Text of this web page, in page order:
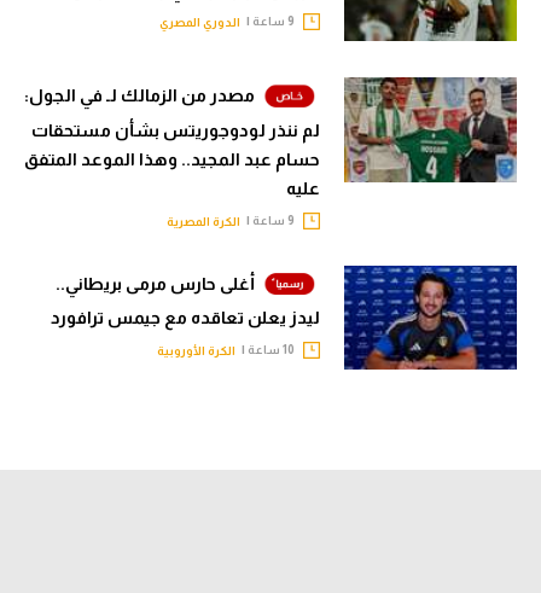
الدوري المصري
مصدر من الزمالك لـ في الجول:
لم ننذر لودوجوريتس بشأن مستحقات
حسام عبد المجيد.. وهذا الموعد المتفق
عليه
الكرة المصرية
أغلى حارس مرمى بريطاني..
ليدز يعلن تعاقده مع جيمس ترافورد
الكرة الأوروبية